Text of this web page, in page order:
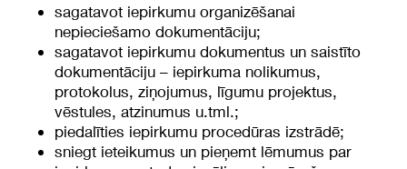
sagatavot iepirkumu organizēšanai
nepieciešamo dokumentāciju;
sagatavot iepirkumu dokumentus un saistīto
dokumentāciju – iepirkuma nolikumus,
protokolus, ziņojumus, līgumu projektus,
vēstules, atzinumus u.tml.;
piedalīties iepirkumu procedūras izstrādē;
sniegt ieteikumus un pieņemt lēmumus par